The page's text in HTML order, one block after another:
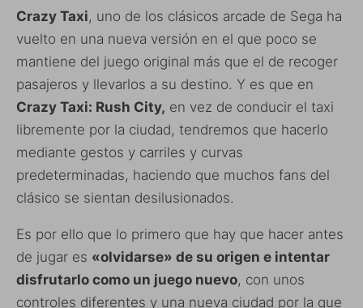
Crazy Taxi, uno de los clásicos arcade de Sega ha
vuelto en una nueva versión en el que poco se
mantiene del juego original más que el de recoger
pasajeros y llevarlos a su destino. Y es que en
Crazy Taxi: Rush City, en vez de conducir el taxi
libremente por la ciudad, tendremos que hacerlo
mediante gestos y carriles y curvas
predeterminadas, haciendo que muchos fans del
clásico se sientan desilusionados.
Es por ello que lo primero que hay que hacer antes
de jugar es «olvidarse» de su origen e intentar
disfrutarlo como un juego nuevo, con unos
controles diferentes y una nueva ciudad por la que